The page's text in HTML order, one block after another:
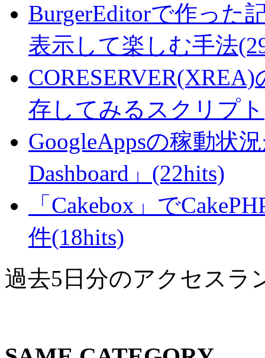
BurgerEditorで作った
表示して楽しむ手法
存してみるスクリプ
GoogleAppsの稼動状
Dashboard」(22hits)
「Cakebox」で
件(18hits)
過去5日分のアクセスラ